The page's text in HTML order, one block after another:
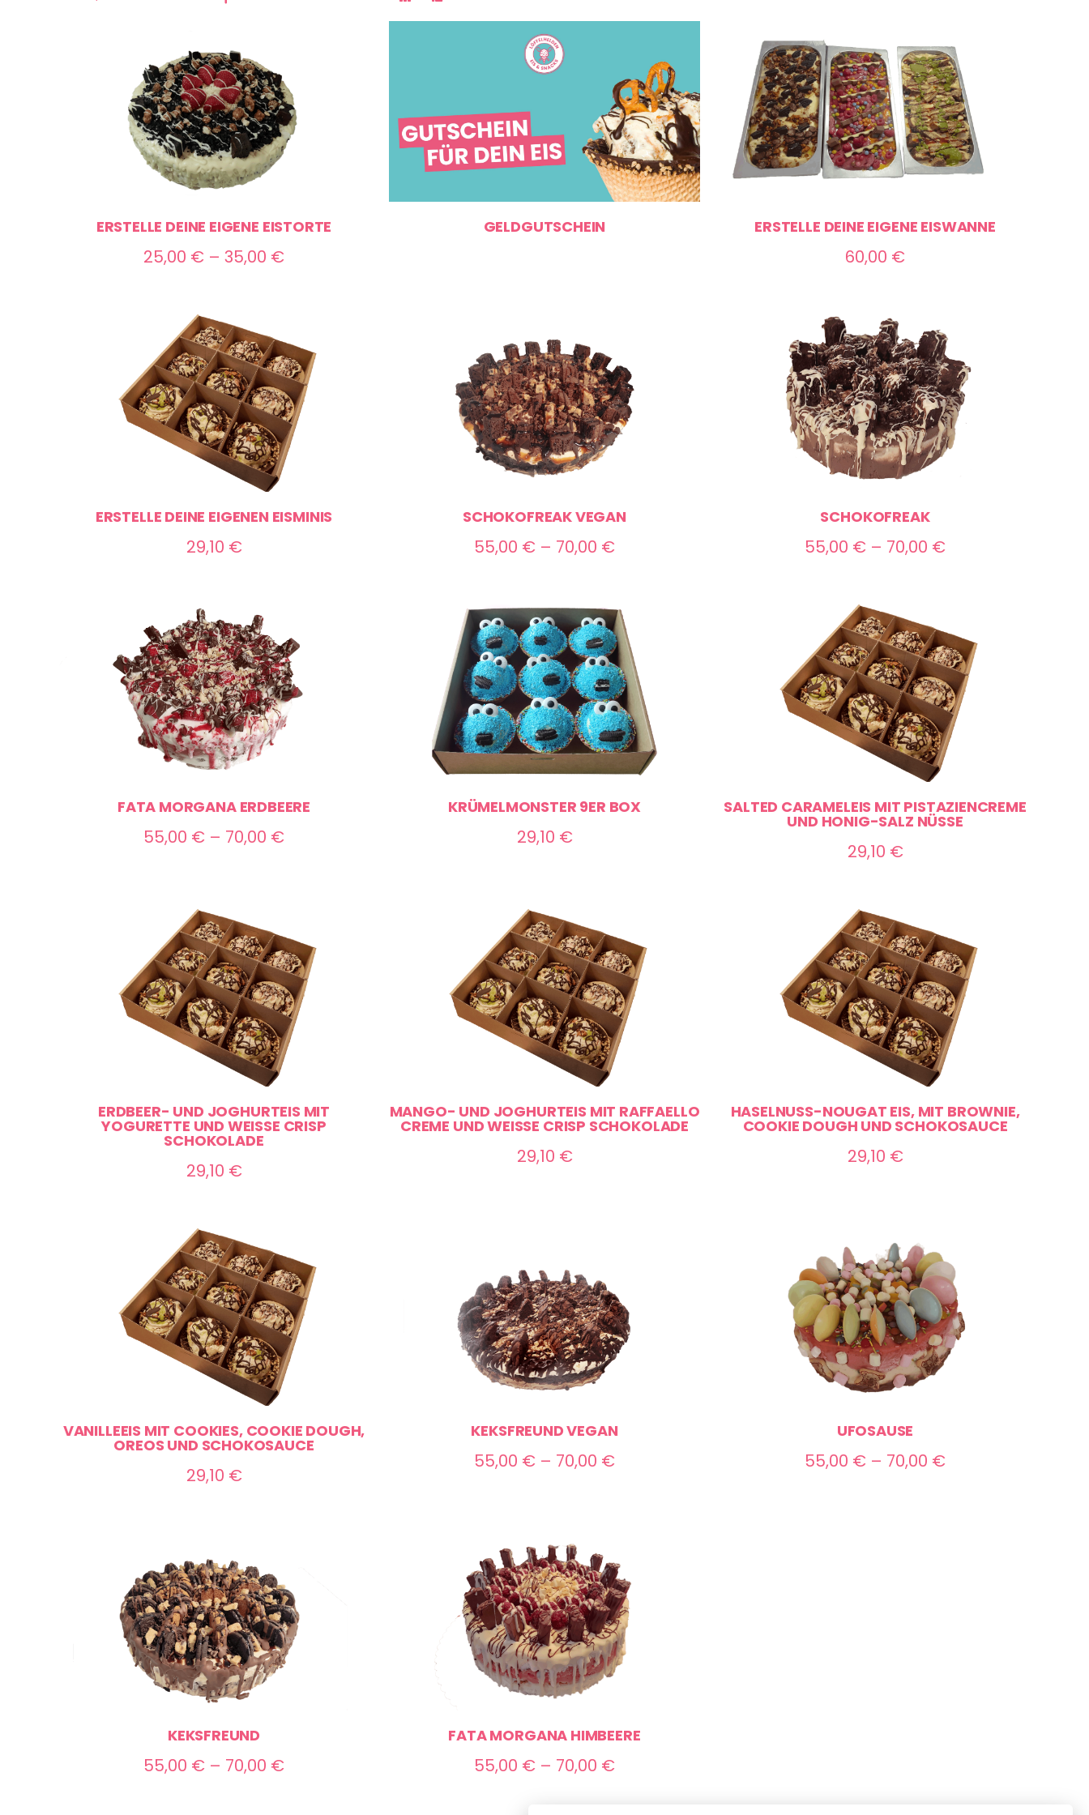
ERSTELLE DEINE EIGENE EISTORTE
25,00 € – 35,00 €Preisspanne:
35,00 €
GELDGUTSCHEIN ERSTELLE DEINE EIGENE EISWANNE
60,00 €
ERSTELLE DEINE EIGENEN EISMINIS
29,10 €
SCHOKOFREAK VEGAN
55,00 € – 70,00 €Preisspanne:
70,00 €
SCHOKOFREAK
55,00 € – 70,00 €Preisspanne:
70,00 €
FATA MORGANA ERDBEERE
55,00 € – 70,00 €Preisspanne:
KRÜMELMONSTER 9ER BOX
29,10 €
SALTED CARAMELEIS MIT PISTAZIENCREME
UND HONIG-SALZ NÜSSE
29,10 €
ERDBEER- UND JOGHURTEIS MIT
YOGURETTE UND WEISSE CRISP S
CHOKOLADE
29,10 €
MANGO- UND JOGHURTEIS MIT RAFFAELLO
CREME UND WEISSE CRISP SCHOKOLADE
29,10 €
HASELNUSS-NOUGAT EIS, MIT BROWNIE,
COOKIE DOUGH UND SCHOKOSAUCE
29,10 €
VANILLEEIS MIT COOKIES, COOKIE DOUGH,
OREOS UND SCHOKOSAUCE
29,10 €
KEKSFREUND VEGAN
55,00 € – 70,00 €Preisspanne:
UFOSAUSE
55,00 € – 70,00 €Preisspanne:
KEKSFREUND
55,00 € – 70,00 €Preisspanne:
FATA MORGANA HIMBEERE
55,00 € – 70,00 €Preisspanne: